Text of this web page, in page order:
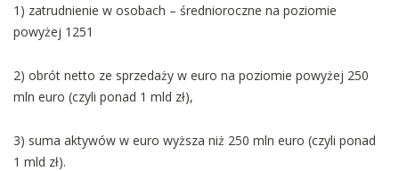
1) zatrudnienie w osobach – średnioroczne na poziomie
powyżej 1251
2) obrót netto ze sprzedaży w euro na poziomie powyżej 250
mln euro (czyli ponad 1 mld zł),
3) suma aktywów w euro wyższa niż 250 mln euro (czyli ponad
1 mld zł).